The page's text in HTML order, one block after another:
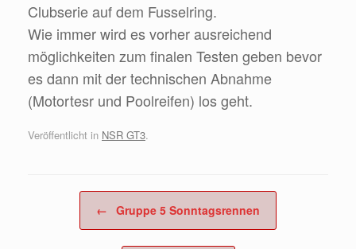
Clubserie auf dem Fusselring.
Wie immer wird es vorher ausreichend
möglichkeiten zum finalen Testen geben bevor
es dann mit der technischen Abnahme
(Motortesr und Poolreifen) los geht.
Veröffentlicht in NSR GT3.
Beitragsnavigation
← Gruppe 5 Sonntagsrennen